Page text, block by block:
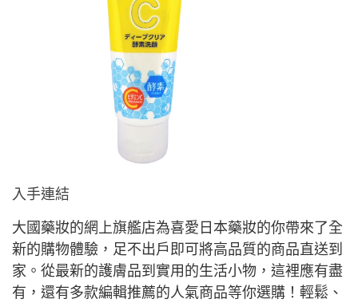
入手連結
大國藥妝的網上旗艦店為喜愛日本藥妝的你帶來了全
新的購物體驗，足不出戶即可將高品質的商品直送到
家。從最新的護膚品到實用的生活小物，這裡應有盡
有，還有多款編輯推薦的人氣商品等你選購！輕鬆、